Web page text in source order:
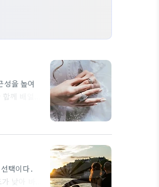
성을 높여
께 배열을
도 눈에
에 노출되
공간을
택이다.
낮아 바